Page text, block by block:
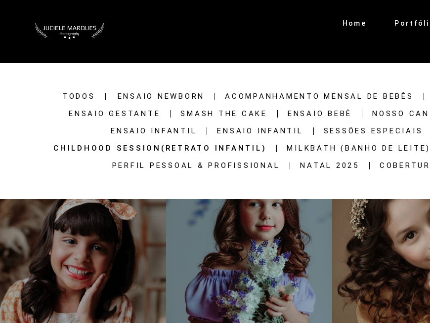
Home
TODOS ENSAIO NEWBORN ACOMPANHAMENTO MENSAL DE BEBÊS
ENSAIO GESTANTE
SMASH THE CAKE ENSAIO BEBÊ NOSSO
ENSAIO INFANTIL
ENSAIO INFANTIL SESSÕES ESPECIAIS
CHILDHOOD SESSION(RETRATO INFANTIL)
MILKBATH (BANHO DE LEITE)
PERFIL PESSOAL & PROFISSIONAL
NATAL 2025
464 516 8